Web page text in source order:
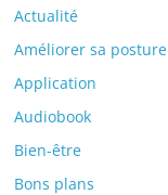
Actualité
Améliorer sa posture
Application
Audiobook
Bien-être
Bons plans